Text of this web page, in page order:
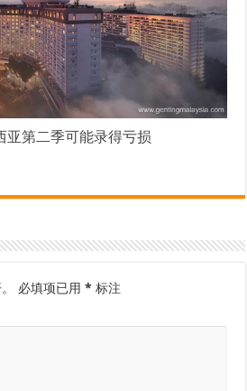
亚第二季可能录得亏损
必填项已用* 标注